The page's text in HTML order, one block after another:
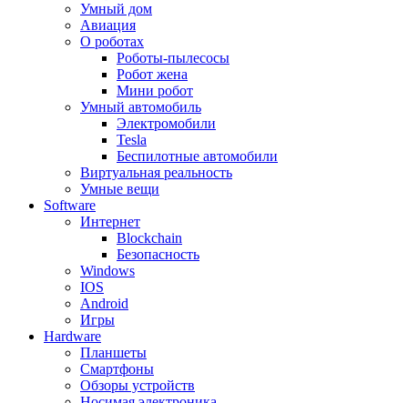
Умный дом
Авиация
О роботах
Роботы-пылесосы
Робот жена
Мини робот
Умный автомобиль
Электромобили
Tesla
Беспилотные автомобили
Виртуальная реальность
Умные вещи
Software
Интернет
Blockchain
Безопасность
Windows
IOS
Android
Игры
Hardware
Планшеты
Смартфоны
Обзоры устройств